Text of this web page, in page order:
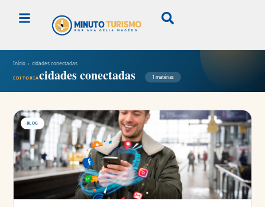
Início › cidades conectadas
EDITORIAcidades conectadas 1 matérias
BLOG